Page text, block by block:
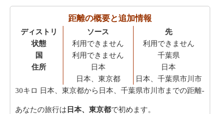
距離の概要と追加情報
ディストリ
状態
国
住所
ソース
利用できません
利用できません
日本
日本、東京都
先
利用できません
千葉県
日本
日本、千葉県市川市
30キロ 日本、東京都から日本、千葉県市川市までの距離-
あなたの旅行は 日本、東京都で初めます。